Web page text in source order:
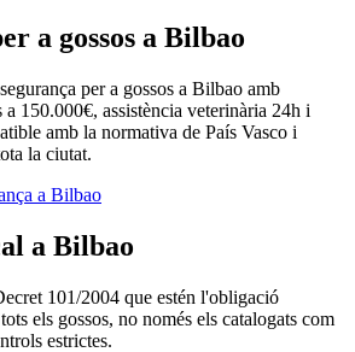
a gossos a Bilbao
per a gossos a Bilbao amb
150.000€, assistència veterinària 24h i
amb la normativa de País Vasco i
la ciutat.
a Bilbao
a Bilbao
101/2004 que estén l'obligació
els gossos, no només els catalogats com
estrictes.